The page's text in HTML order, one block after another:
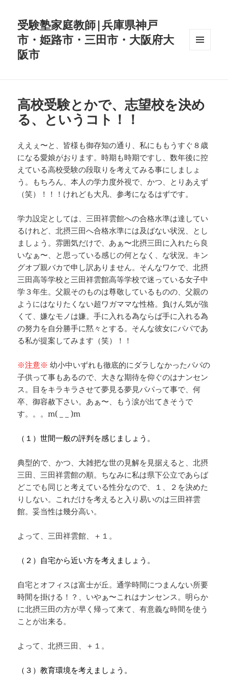
受験塾家庭教師|兵庫県神戸
市・姫路市・三田市・大阪府大
阪市
高校受験とかで、志望校を決め
る、というコト！！
ええぇ〜と、皆様も御存知の通り、私にももうすぐ８歳
になる愛娘がおります。時期も時期ですし、数年後に控
えている高校受験の段取りを考えてみる事にしましょ
う。もちろん、本人の学力度外視で、かつ、とりあえず
（笑）！！！けれども大凡、参考になるはずです。
学力設定としては、三田祥雲館への合格水準は達してい
るけれど、北摂三田へ合格水準には及ばない状況、とし
ましょう。雰囲気だけで、あぁ〜北摂三田に入れたら良
いなぁ〜、と思っている感じの何となく、な状況。キン
グオブ親バカで申し訳ありません。そんなワケで、北摂
三田高等学校と三田祥雲館高等学校で迷っている女子中
学３年生。父親そのものは尊敬しているものの、父親の
ようにはなりたくない超ワガママな性格。負けん気が強
くて、嫌なモノは嫌。手に入れる為ならば手に入れる為
の努力を自分勝手に黙々とする。そんな彼女にパパであ
る私が提案してみます（笑）！！
※注意※幼小中いずれも徹底的にダラしなかったパパの
子供って事もあるので、大きな期待を仰ぐのはナンセン
ス。目をキラキラさせて夢見る夢見パパって事で、何
卒、御容赦下さい。あぁ〜、もう涙が出てきそうで
す。。。m( _ _ )m
（１）世間一般の評判を感じましょう。
典型的で、かつ、大雑把な世の見解を見据えると、北摂
三田、三田祥雲館の順。ちなみに私は県下公立であらば
どこでも同じと考えている性分なので、１、２を決めた
りしない。これだけを考えると入り易いのは三田祥雲
館。妥当性は幾分高い。
よって、三田祥雲館、＋１。
（２）自宅から近い方を考えましょう。
自宅とオフィスは富士が丘。通学時間につまんない所要
時間を掛ける！？、いやぁ〜これはナンセンス。明らか
に北摂三田の方が早く帰って来て、有意義な時間を使う
ことが出来る。
よって、北摂三田、＋１。
（３）教育環境を考えましょう。